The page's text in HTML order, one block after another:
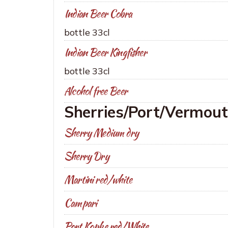
Indian Beer Cobra
bottle 33cl
Indian Beer Kingfisher
bottle 33cl
Alcohol free Beer
Sherries/Port/
Sherry Medium dry
Sherry Dry
Martini red/white
Campari